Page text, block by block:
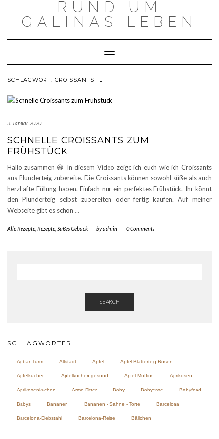
RUND UM
GALINAS LEBEN
Toggle Navigation
SCHLAGWORT: CROISSANTS
3. Januar 2020
SCHNELLE CROISSANTS ZUM
FRÜHSTÜCK
Hallo zusammen 😀 In diesem Video zeige ich euch wie ich Croissants
aus Plunderteig zubereite. Die Croissants können sowohl süße als auch
herzhafte Füllung haben. Einfach nur ein perfektes Frühstück. Ihr könnt
den Plunderteig selbst zubereiten oder fertig kaufen. Auf meiner
Webseite gibt es schon …
Alle Rezepte Rezepte Süßes Gebäck - byadmin - 0 Comments
SEARCH
SCHLAGWÖRTER
Agbar Turm Altstadt Apfel Apfel-Blätterteig-Rosen
Apfelkuchen Apfelkuchen gesund Apfel Muffins Aprikosen
Aprikosenkuchen Arme Ritter Baby Babyesse Babyfood
Babys Bananen Bananen - Sahne - Torte Barcelona
Barcelona-Diebstahl Barcelona-Reise Bällchen